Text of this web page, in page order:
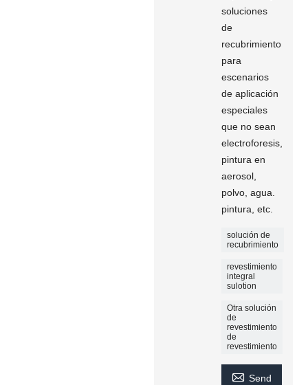
soluciones
de
recubrimiento
para
escenarios
de aplicación
especiales
que no sean
electroforesis,
pintura en
aerosol,
polvo, agua.
pintura, etc.
solución de
recubrimiento
revestimiento
integral
sulotion
Otra solución
de
revestimiento
de
revestimiento
 Send